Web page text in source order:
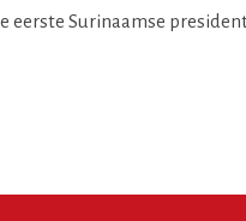
eerste Surinaamse